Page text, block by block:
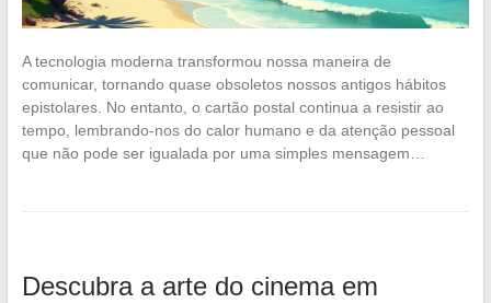
A tecnologia moderna transformou nossa maneira de
comunicar, tornando quase obsoletos nossos antigos hábitos
epistolares. No entanto, o cartão postal continua a resistir ao
tempo, lembrando-nos do calor humano e da atenção pessoal
que não pode ser igualada por uma simples mensagem…
Descubra a arte do cinema em